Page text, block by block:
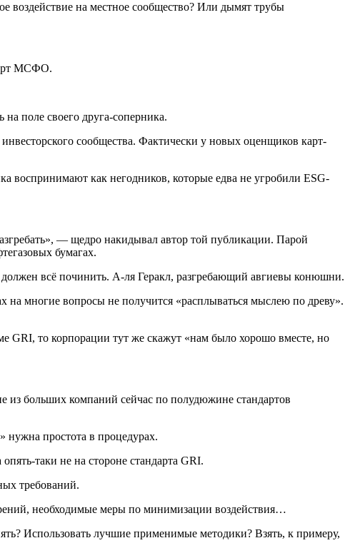
воздействие на местное сообщество? Или дымят трубы
МСФО.
поле своего друга-соперника.
сообщества. Фактически у новых оценщиков карт-
воспринимают как негодников, которые едва не угробили ESG-
— щедро накидывал автор той публикации. Парой
бумагах.
всё починить. А-ля Геракл, разгребающий авгиевы конюшни.
многие вопросы не получится «расплываться мыслею по древу».
то корпорации тут же скажут «нам было хорошо вместе, но
из больших компаний сейчас по полудюжине стандартов
нужна простота в процедурах.
таки не на стороне стандарта GRI.
требований.
необходимые меры по минимизации воздействия…
Использовать лучшие применимые методики? Взять, к примеру,